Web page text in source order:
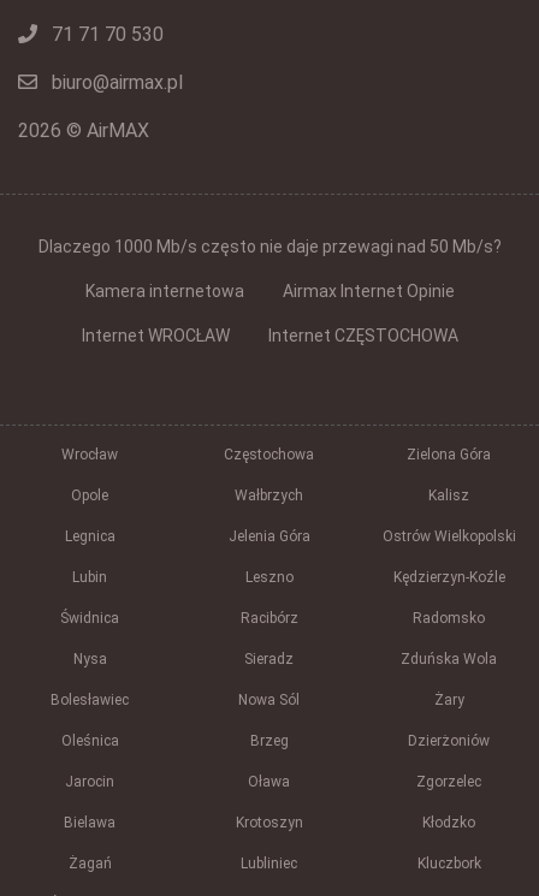
71 71 70 530
biuro@airmax.pl
2026 © AirMAX
Dlaczego 1000 Mb/s często nie daje przewagi nad 50 Mb/s?
Kamera internetowa Airmax Internet Opinie
Internet WROCŁAW Internet CZĘSTOCHOWA
Wrocław Częstochowa Zielona Góra
Opole Wałbrzych Kalisz
Legnica Jelenia Góra Ostrów Wielkopolski
Lubin Leszno Kędzierzyn-Koźle
Świdnica Racibórz Radomsko
Nysa Sieradz Zduńska Wola
Bolesławiec Nowa Sól Żary
Oleśnica Brzeg Dzierżoniów
Jarocin Oława Zgorzelec
Bielawa Krotoszyn Kłodzko
Żagań Lubliniec Kluczbork